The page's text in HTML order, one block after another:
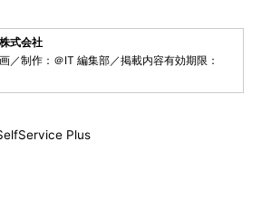
式会社
／制作：＠IT 編集部／掲載内容有効期限：
Plus